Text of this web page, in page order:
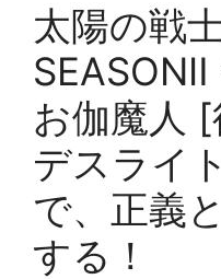
太陽の戦
お伽魔人
デスライ
で、正義
する！